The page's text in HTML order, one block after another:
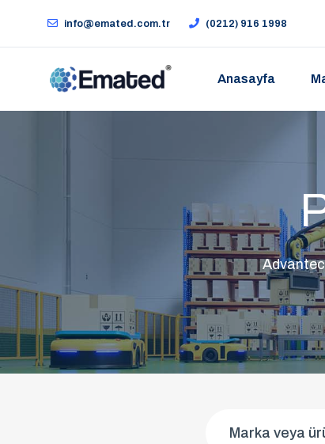
info@emated.com.tr (0212) 916 1998
Anasayfa